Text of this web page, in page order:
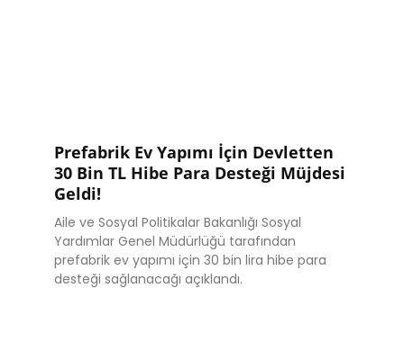
Prefabrik Ev Yapımı İçin Devletten
30 Bin TL Hibe Para Desteği Müjdesi
Geldi!
Aile ve Sosyal Politikalar Bakanlığı Sosyal
Yardımlar Genel Müdürlüğü tarafından
prefabrik ev yapımı için 30 bin lira hibe para
desteği sağlanacağı açıklandı.